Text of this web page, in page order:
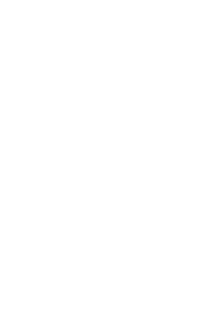
El partido no tardó
el marcador en el
una rápida
Bakambu, quien
entre las piernas